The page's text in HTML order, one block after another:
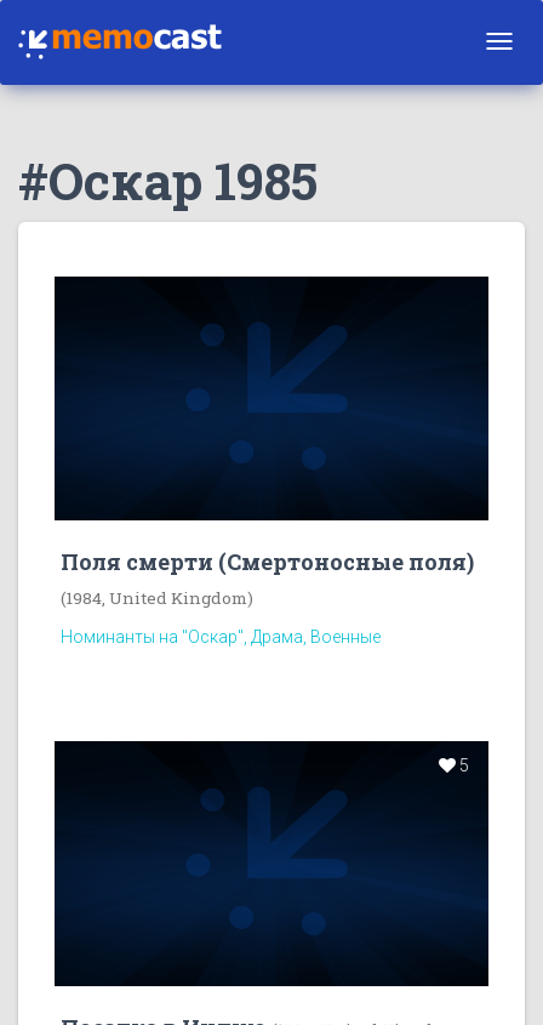
#Оскар 1985
Поля смерти (Смертоносные поля)
(1984, United Kingdom)
Номинанты на "Оскар", Драма, Военные
5